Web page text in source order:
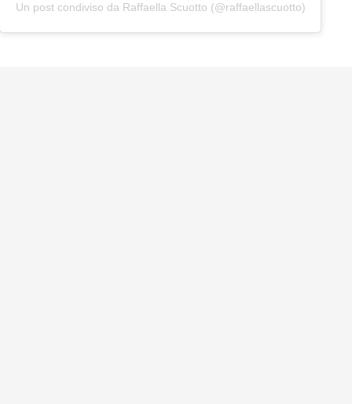
Un post condiviso da Raffaella Scuotto (@raffaellascuotto)